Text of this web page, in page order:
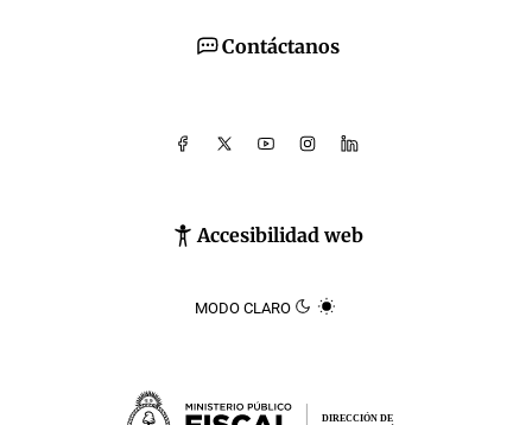
Contáctanos
Accesibilidad web
MODO CLARO
DIRECCIÓN DE